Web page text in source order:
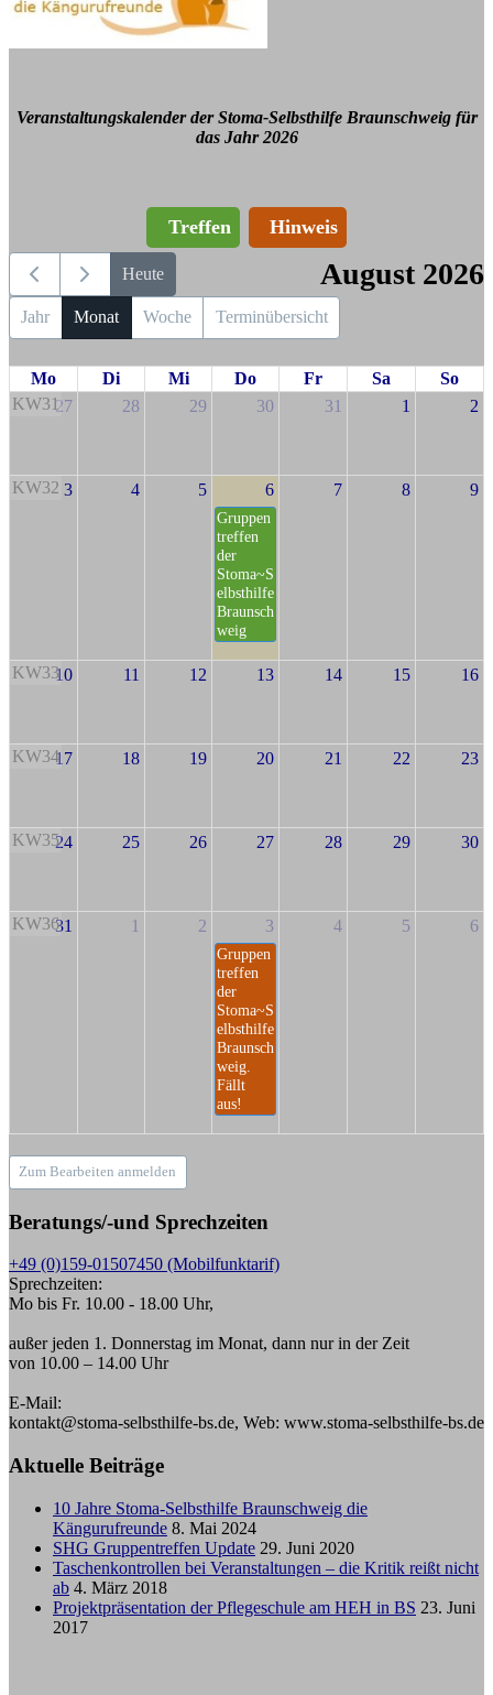
Veranstaltungskalender der Stoma-Selbsthilfe Braunschweig für
das Jahr 2026
Treffen Hinweis
Heute August 2026
Jahr Monat Woche Terminübersicht
Mo Di Mi Do Fr Sa
So
KW3127 28 29 30 31 1 2
KW32 3 4 5 6
Gruppen
treffen
der
Stoma~S
elbsthilfe
Braunsch
weig
7 8 9
KW3310 11 12 13 14 15 16
KW3417 18 19 20 21 22 23
KW3524 25 26 27 28 29 30
KW3631 1 2 3
Gruppen
treffen
der
Stoma~S
elbsthilfe
Braunsch
weig.
Fällt
aus!
4 5 6
Zum Bearbeiten anmelden
Beratungs/-und Sprechzeiten
+49 (0)159-01507450 (Mobilfunktarif)
Sprechzeiten:
Mo bis Fr. 10.00 - 18.00 Uhr,
außer jeden 1. Donnerstag im Monat, dann nur in der Zeit
von 10.00 – 14.00 Uhr
E-Mail:
kontakt@stoma-selbsthilfe-bs.de, Web: www.stoma-selbsthilfe-bs.de
Aktuelle Beiträge
10 Jahre Stoma-Selbsthilfe Braunschweig die
Kängurufreunde 8. Mai 2024
SHG Gruppentreffen Update 29. Juni 2020
Taschenkontrollen bei Veranstaltungen – die Kritik reißt nicht
ab 4. März 2018
Projektpräsentation der Pflegeschule am HEH in BS 23. Juni
2017